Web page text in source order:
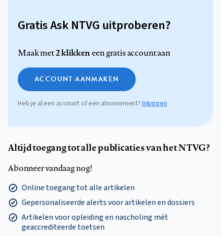
Gratis Ask NTVG uitproberen?
Maak met2 klikkeneen gratis account aan
ACCOUNT AANMAKEN
Heb je al een account of een abonnement?Inloggen
Altijd toegang tot alle publicaties van het NTVG?
Abonneer vandaag nog!
Online toegang tot alle artikelen
Gepersonaliseerde alerts voor artikelen en dossiers
Artikelen voor opleiding en nascholing mét
geaccrediteerde toetsen